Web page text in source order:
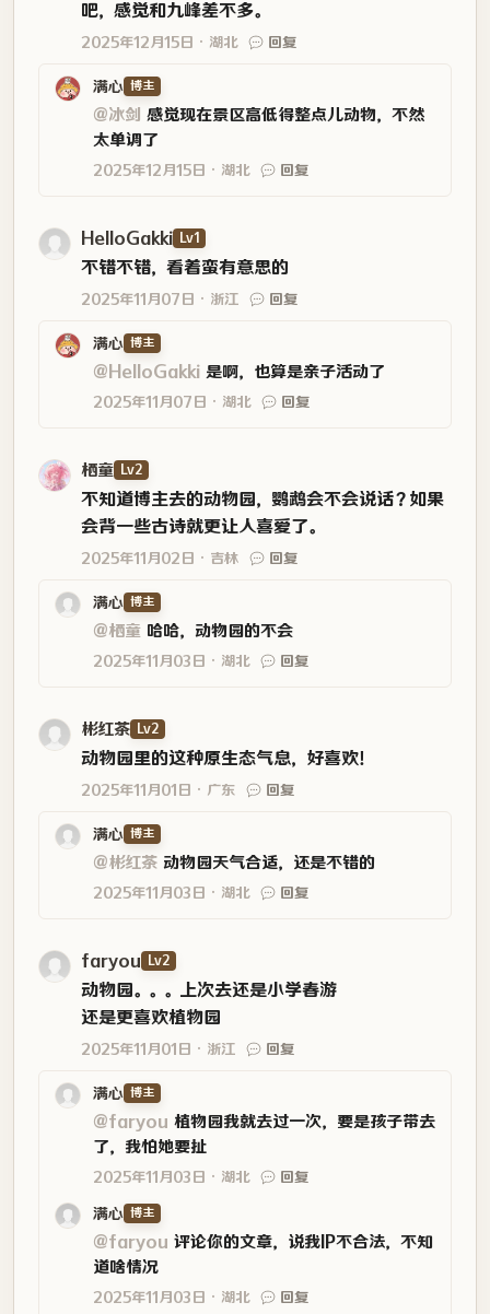
吧，感觉和九峰差不多。
2025年12月15日 湖北 回复
满心 博主
@冰剑 感觉现在景区高低得整点儿动物，不然
太单调了
2025年12月15日 湖北 回复
HelloGakki Lv1
不错不错，看着蛮有意思的
2025年11月07日 浙江 回复
满心 博主
@HelloGakki 是啊，也算是亲子活动了
2025年11月07日 湖北 回复
栖童 Lv2
不知道博主去的动物园，鹦鹉会不会说话？如果
会背一些古诗就更让人喜爱了。
2025年11月02日 吉林 回复
满心 博主
@栖童 哈哈，动物园的不会
2025年11月03日 湖北 回复
彬红茶 Lv2
动物园里的这种原生态气息，好喜欢！
2025年11月01日 广东 回复
满心 博主
@彬红茶 动物园天气合适，还是不错的
2025年11月03日 湖北 回复
faryou Lv2
动物园。。。上次去还是小学春游
还是更喜欢植物园
2025年11月01日 浙江 回复
满心 博主
@faryou 植物园我就去过一次，要是孩子带去
了，我怕她要扯
2025年11月03日 湖北 回复
满心 博主
@faryou 评论你的文章，说我IP不合法，不知
道啥情况
2025年11月03日 湖北 回复